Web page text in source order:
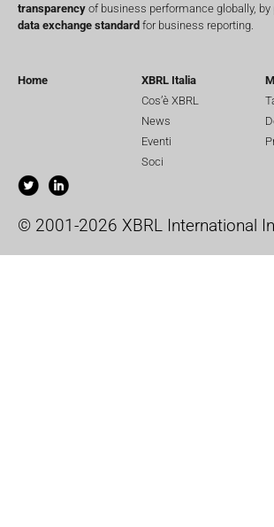
transparency of business performance globally, by
data exchange standard for business reporting.
Home
XBRL Italia
Cos’è XBRL
News
Eventi
Soci
© 2001-2026 XBRL International